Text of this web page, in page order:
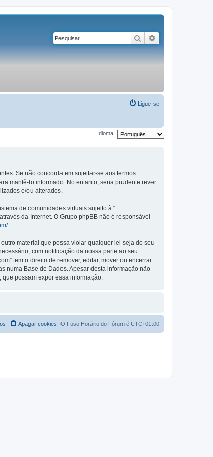
Pesquisar
Ligue-se
Idioma:
Se não concorda em sujeitar-se aos termos
mantê-lo informado. No entanto, seria prudente rever
e/ou alterados.
de comunidades virtuais sujeito à “
da Internet. O Grupo phpBB não é responsável
.
material que possa violar qualquer lei seja do seu
com notificação da nossa parte ao seu
tem o direito de remover, editar, mover ou encerrar
numa Base de Dados. Apesar desta informação não
possam expor essa informação.
O Fuso Horário do Fórum é UTC+01:00
Apagar cookies